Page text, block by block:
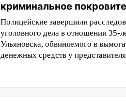
криминальное
Полицейские завершили
уголовного дела в отношении 35-
Ульяновска, обвиняемого в
денежных средств у представителя